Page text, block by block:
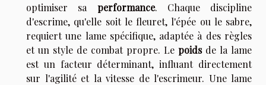
optimiser sa performance. Chaque discipline
d'escrime, qu'elle soit le fleuret, l'épée ou le sabre,
requiert une lame spécifique, adaptée à des règles
et un style de combat propre. Le poidsde la lame
est un facteur déterminant, influant directement
sur l'agilité et la vitesse de l'escrimeur. Une lame